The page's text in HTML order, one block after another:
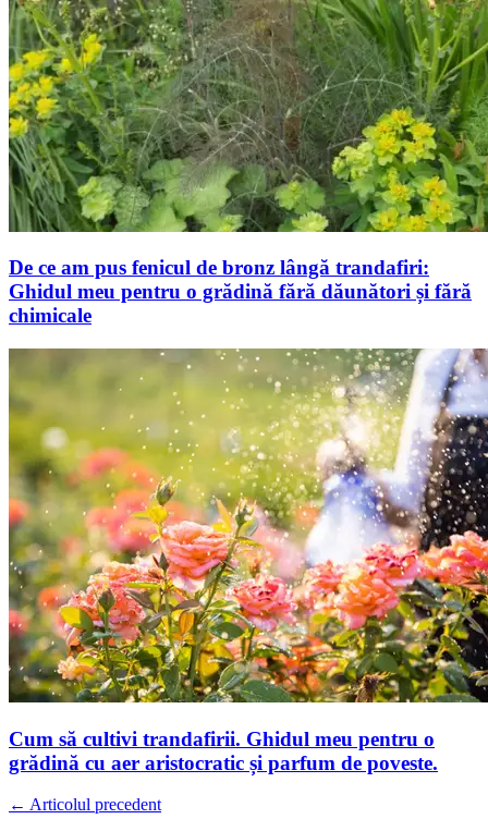
De ce am pus fenicul de bronz lângă trandafiri:
Ghidul meu pentru o grădină fără dăunători și fără
chimicale
Cum să cultivi trandafirii. Ghidul meu pentru o
grădină cu aer aristocratic și parfum de poveste.
← Articolul precedent